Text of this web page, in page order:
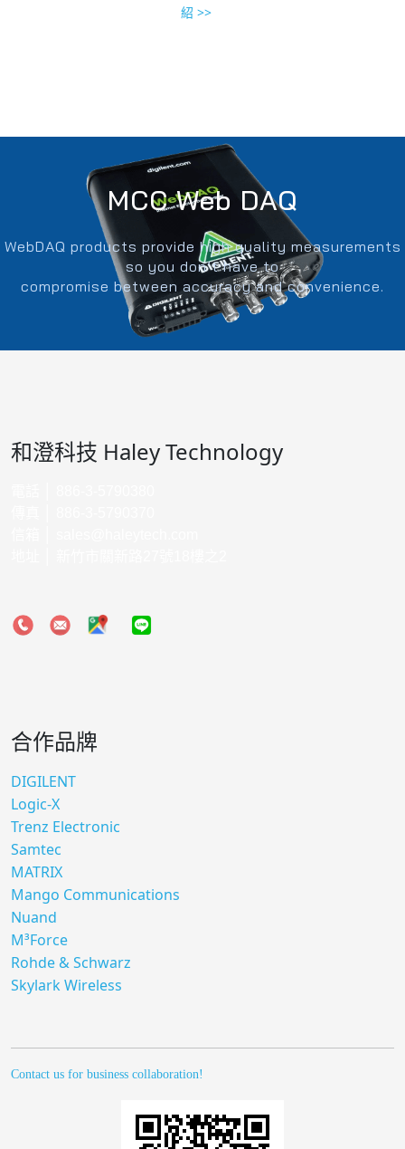
紹 >>
MCC Web DAQ
WebDAQ products provide high quality measurements
so you don’t have to
compromise between accuracy and convenience.
和澄科技 Haley Technology
合作品牌
DIGILENT
Logic-X
Trenz Electronic
Samtec
MATRIX
Mango Communications
Nuand
M³Force
Rohde & Schwarz
Skylark Wireless
Contact us for business collaboration!